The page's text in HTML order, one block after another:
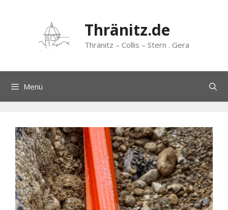
springen
Thränitz.de
Thränitz – Collis – Stern . Gera
Menü